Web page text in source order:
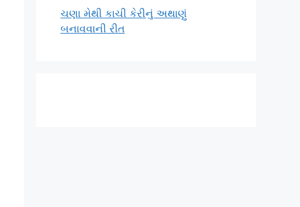
ચણા મેથી કાચી કેરીનું અથાણું
બનાવવાની રીત